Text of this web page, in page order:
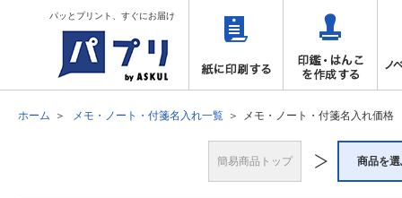
パッとプリント、すぐにお届け
ホーム メモ・ノート・付箋名入れ一覧 メモ・ノート・付箋名入れ価格
簡易商品トップ 商品を